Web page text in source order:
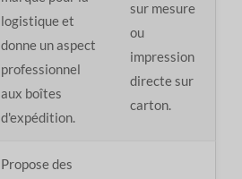
logistique et
donne un aspect
professionnel
aux boîtes
d'expédition.
sur mesure
ou
impression
directe sur
carton.
Propose des